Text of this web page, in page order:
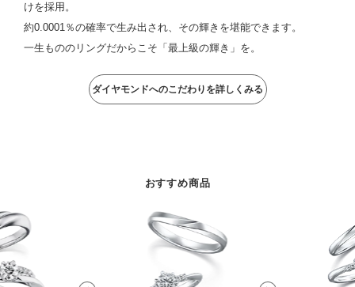
けを採用。
約0.0001％の確率で生み出され、その輝きを堪能できます。
一生もののリングだからこそ「最上級の輝き」を。
ダイヤモンドへのこだわりを詳しくみる
おすすめ商品